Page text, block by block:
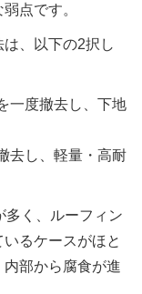
点です。
、以下の2択し
一度撤去し、下地
去し、軽量・高耐
多く、ルーフィン
るケースがほと
部から腐食が進